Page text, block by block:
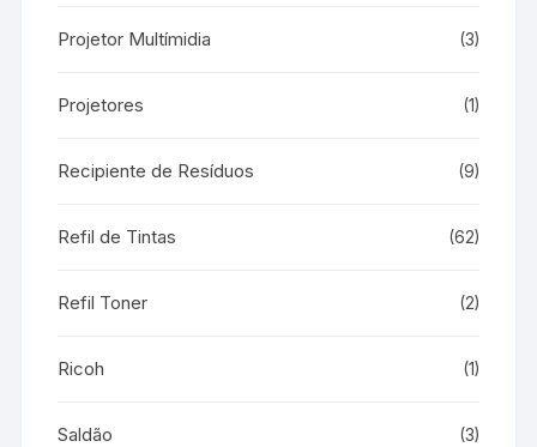
Projetor Multímidia (3)
Projetores (1)
Recipiente de Resíduos (9)
Refil de Tintas (62)
Refil Toner (2)
Ricoh (1)
Saldão (3)